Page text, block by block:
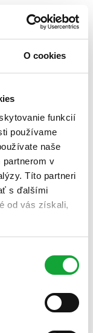
O cookies
funkcií
používame
naše
partnerom v
Títo partneri
s ďalšími
od vás získali,